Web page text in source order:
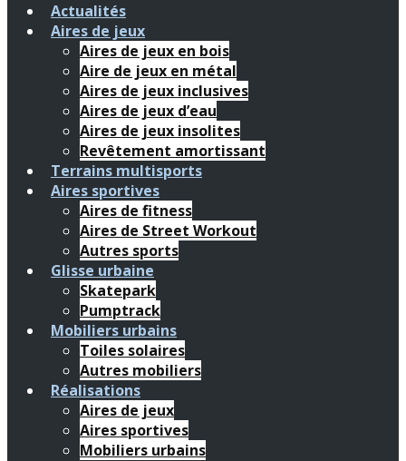
Actualités
Aires de jeux
Aires de jeux en bois
Aire de jeux en métal
Aires de jeux inclusives
Aires de jeux d’eau
Aires de jeux insolites
Revêtement amortissant
Terrains multisports
Aires sportives
Aires de fitness
Aires de Street Workout
Autres sports
Glisse urbaine
Skatepark
Pumptrack
Mobiliers urbains
Toiles solaires
Autres mobiliers
Réalisations
Aires de jeux
Aires sportives
Mobiliers urbains